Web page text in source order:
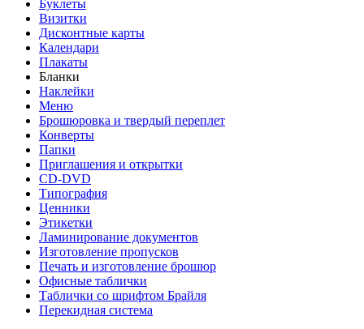
Буклеты
Визитки
Дисконтные карты
Календари
Плакаты
Бланки
Наклейки
Меню
Брошюровка и твердый переплет
Конверты
Папки
Приглашения и открытки
CD-DVD
Типография
Ценники
Этикетки
Ламинирование документов
Изготовление пропусков
Печать и изготовление брошюр
Офисные таблички
Таблички со шрифтом Брайля
Перекидная система